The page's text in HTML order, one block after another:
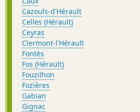
Cazouls-d'Hérault
Celles (Hérault)
Ceyras
Clermont-l'Hérault
Fontès
Fos (Hérault)
Fouzilhon
Fozières
Gabian
Gignac